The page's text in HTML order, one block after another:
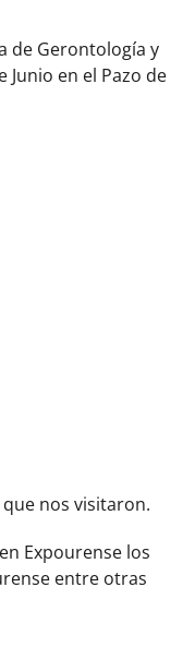
de Gerontología y
Junio en el Pazo de
nos visitaron.
Expourense los
entre otras